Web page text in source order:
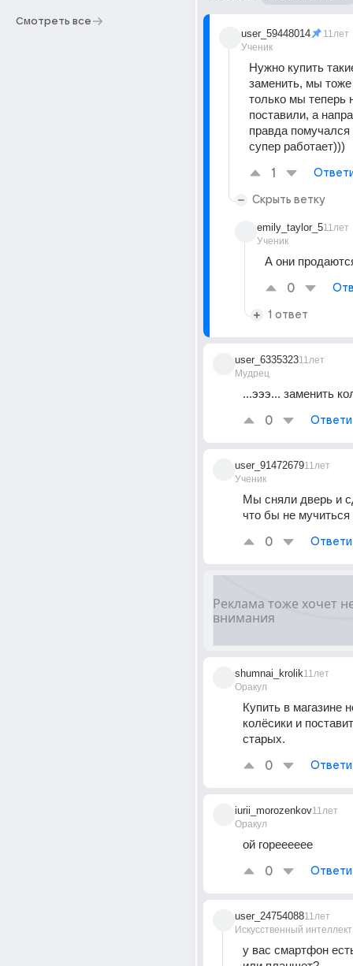
Смотреть все
user_59448014
Ученик
11лет
Нужно купить
заменить, мы
только мы теперь
поставили, а
правда
супер работает)))
1
Скрыть ветку
emily_taylor_5
Ученик
11лет
А они
0
1 ответ
user_6335323
Мудрец
11лет
...эээ... заменить
0
user_91472679
Ученик
11лет
Мы сняли дверь и
что бы не мучиться
0
shumnai_krolik
Оракул
11лет
Купить в магазине
колёсики и
старых.
0
iurii_morozenkov
Оракул
11лет
ой горееееее
0
user_24754088
Искусственный интеллект
11лет
у вас смартфон